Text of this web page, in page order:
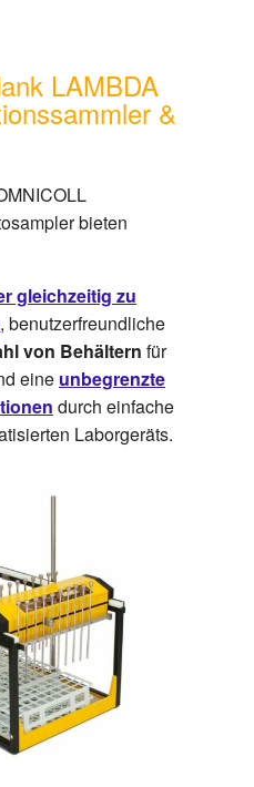
LAMBDA
&
bieten
gleichzeitig zu
, benutzerfreundliche
von Behältern für
eine unbegrenzte
durch einfache
Laborgeräts.